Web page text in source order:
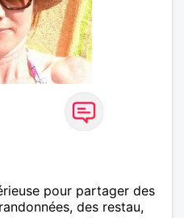
pour partager des
des restau,